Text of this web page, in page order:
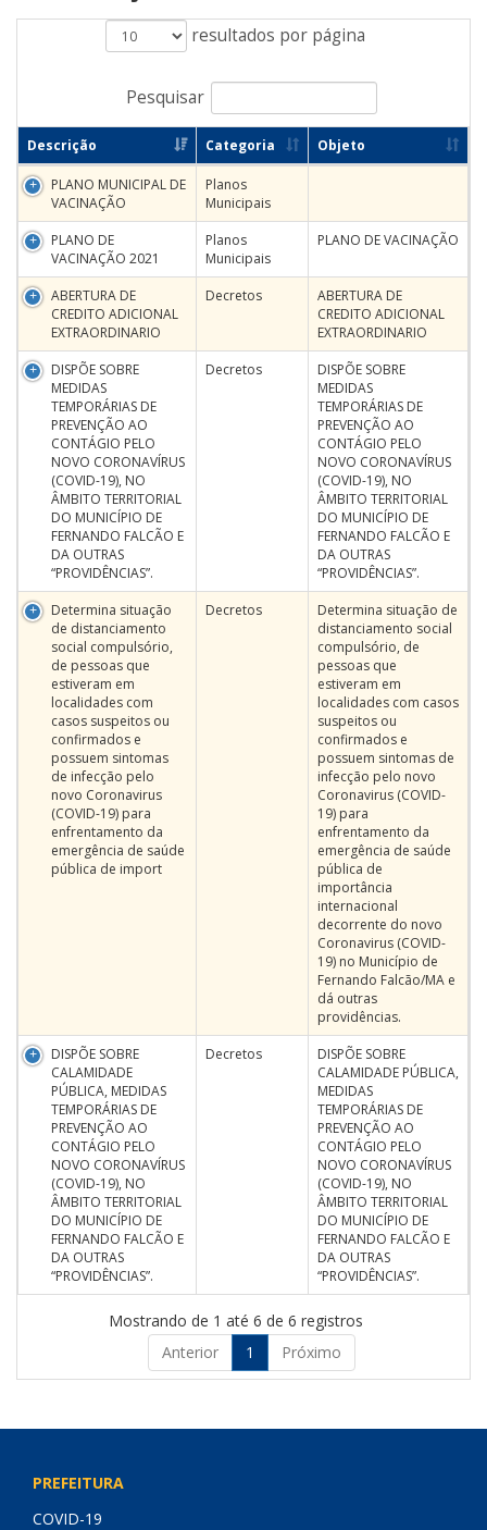
resultados por página
Pesquisar
Descrição Categoria Objeto
PLANO MUNICIPAL DE
VACINAÇÃO
Planos
Municipais
PLANO DE
VACINAÇÃO 2021
Planos
Municipais
PLANO DE VACINAÇÃO
ABERTURA DE
CREDITO ADICIONAL
EXTRAORDINARIO
Decretos
ABERTURA DE
CREDITO ADICIONAL
EXTRAORDINARIO
DISPÕE SOBRE
MEDIDAS
TEMPORÁRIAS DE
PREVENÇÃO AO
CONTÁGIO PELO
NOVO CORONAVÍRUS
(COVID-19), NO
ÂMBITO TERRITORIAL
DO MUNICÍPIO DE
FERNANDO FALCÃO E
DA OUTRAS
“PROVIDÊNCIAS”.
Decretos
DISPÕE SOBRE
MEDIDAS
TEMPORÁRIAS DE
PREVENÇÃO AO
CONTÁGIO PELO
NOVO CORONAVÍRUS
(COVID-19), NO
ÂMBITO TERRITORIAL
DO MUNICÍPIO DE
FERNANDO FALCÃO E
DA OUTRAS
“PROVIDÊNCIAS”.
Determina situação
de distanciamento
social compulsório,
de pessoas que
estiveram em
localidades com
casos suspeitos ou
confirmados e
possuem sintomas
de infecção pelo
novo Coronavirus
(COVID-19) para
enfrentamento da
emergência de saúde
pública de import
Decretos
Determina situação de
distanciamento social
compulsório, de
pessoas que
estiveram em
localidades com casos
suspeitos ou
confirmados e
possuem sintomas de
infecção pelo novo
Coronavirus (COVID-
19) para
enfrentamento da
emergência de saúde
pública de
importância
internacional
decorrente do novo
Coronavirus (COVID-
19) no Município de
Fernando Falcão/MA e
dá outras
providências.
DISPÕE SOBRE
CALAMIDADE
PÚBLICA, MEDIDAS
TEMPORÁRIAS DE
PREVENÇÃO AO
CONTÁGIO PELO
NOVO CORONAVÍRUS
(COVID-19), NO
ÂMBITO TERRITORIAL
DO MUNICÍPIO DE
FERNANDO FALCÃO E
DA OUTRAS
“PROVIDÊNCIAS”.
Decretos
DISPÕE SOBRE
CALAMIDADE PÚBLICA,
MEDIDAS
TEMPORÁRIAS DE
PREVENÇÃO AO
CONTÁGIO PELO
NOVO CORONAVÍRUS
(COVID-19), NO
ÂMBITO TERRITORIAL
DO MUNICÍPIO DE
FERNANDO FALCÃO E
DA OUTRAS
“PROVIDÊNCIAS”.
Mostrando de 1 até 6 de 6 registros
Anterior
1 Próximo
PREFEITURA
COVID-19